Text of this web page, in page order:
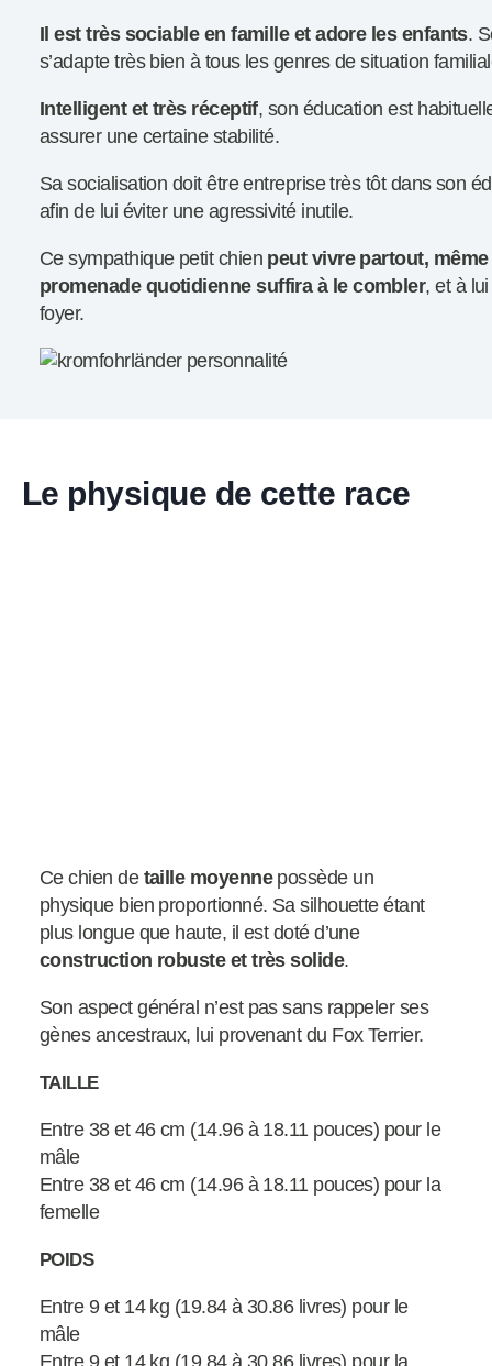
Il est très sociable en famille et adore les enfants.
s’adapte très bien à tous les genres de situation
Intelligent et très réceptif, son éducation est
assurer une certaine stabilité.
Sa socialisation doit être entreprise très tôt dans son
afin de lui éviter une agressivité inutile.
Ce sympathique petit chien peut vivre partout,
promenade quotidienne suffira à le combler, et à
foyer.
Le physique de cette race
Ce chien detaille moyennepossède un
physique bien proportionné. Sa silhouette étant
plus longue que haute, il est doté d’une
construction robuste et très solide.
Son aspect général n’est pas sans rappeler ses
gènes ancestraux, lui provenant du Fox Terrier.
TAILLE
Entre 38 et 46 cm (14.96 à 18.11 pouces) pour le
mâle
Entre 38 et 46 cm (14.96 à 18.11 pouces) pour la
femelle
POIDS
Entre 9 et 14 kg (19.84 à 30.86 livres) pour le
mâle